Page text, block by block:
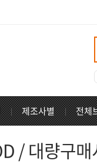
제조사별 전체
/ 대량구